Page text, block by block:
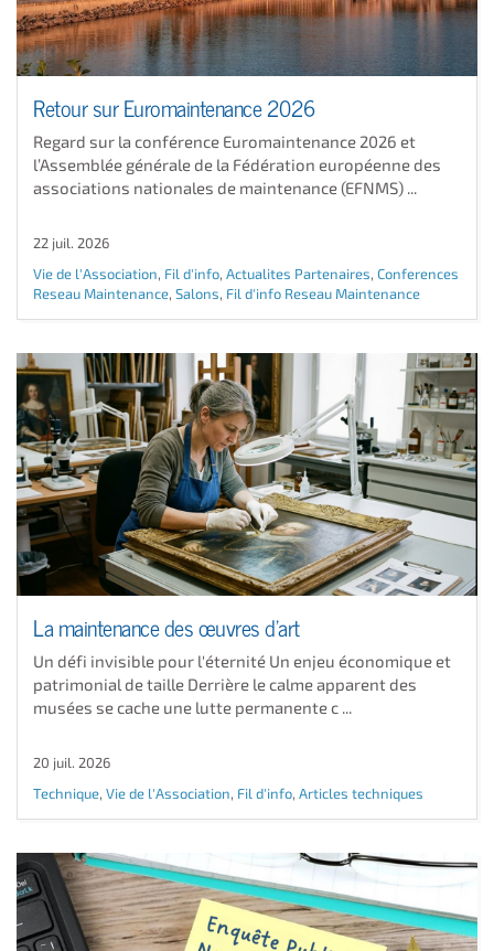
Retour sur Euromaintenance 2026
Regard sur la conférence Euromaintenance 2026 et
l’Assemblée générale de la Fédération européenne des
associations nationales de maintenance (EFNMS) ...
22 juil. 2026
Vie de l'Association, Fil d'info, Actualites Partenaires, Conferences
Reseau Maintenance, Salons, Fil d'info Reseau Maintenance
La maintenance des œuvres d'art
Un défi invisible pour l'éternité Un enjeu économique et
patrimonial de taille Derrière le calme apparent des
musées se cache une lutte permanente c ...
20 juil. 2026
Technique, Vie de l'Association, Fil d'info, Articles techniques